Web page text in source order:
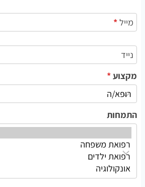
מ
ח
י
ם
מייל*
נייד
מקצוע*
התמחות